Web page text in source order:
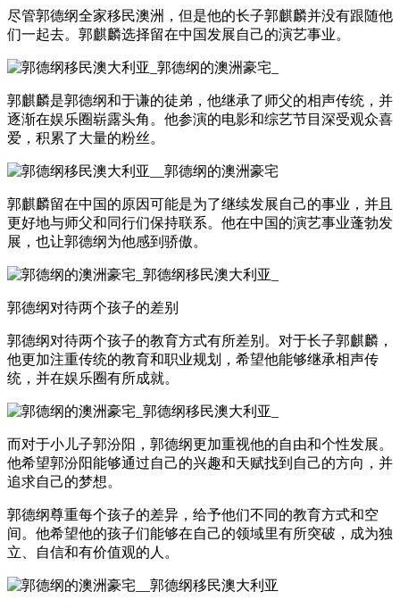
尽管郭德纲全家移民澳洲，但是他的长子郭麒麟并没有跟随他
们一起去。郭麒麟选择留在中国发展自己的演艺事业。
郭麒麟是郭德纲和于谦的徒弟，他继承了师父的相声传统，并
逐渐在娱乐圈崭露头角。他参演的电影和综艺节目深受观众喜
爱，积累了大量的粉丝。
郭麒麟留在中国的原因可能是为了继续发展自己的事业，并且
更好地与师父和同行们保持联系。他在中国的演艺事业蓬勃发
展，也让郭德纲为他感到骄傲。
郭德纲对待两个孩子的差别
郭德纲对待两个孩子的教育方式有所差别。对于长子郭麒麟，
他更加注重传统的教育和职业规划，希望他能够继承相声传
统，并在娱乐圈有所成就。
而对于小儿子郭汾阳，郭德纲更加重视他的自由和个性发展。
他希望郭汾阳能够通过自己的兴趣和天赋找到自己的方向，并
追求自己的梦想。
郭德纲尊重每个孩子的差异，给予他们不同的教育方式和空
间。他希望他的孩子们能够在自己的领域里有所突破，成为独
立、自信和有价值观的人。